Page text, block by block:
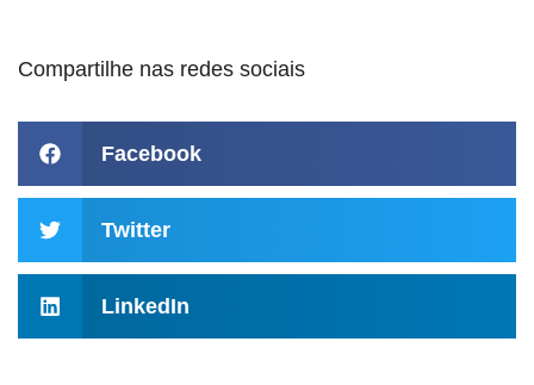
Compartilhe nas redes sociais
Facebook
Twitter
LinkedIn